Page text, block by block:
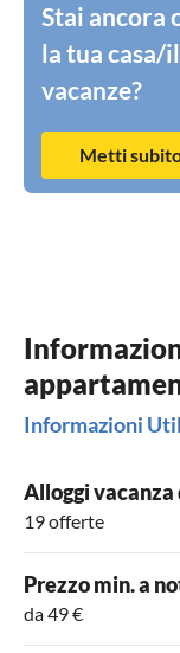
Stai ancora
la tua casa/
vacanze?
Metti
Informazioni
Alloggi
19 offerte
Prezzo min. a
da 49 €